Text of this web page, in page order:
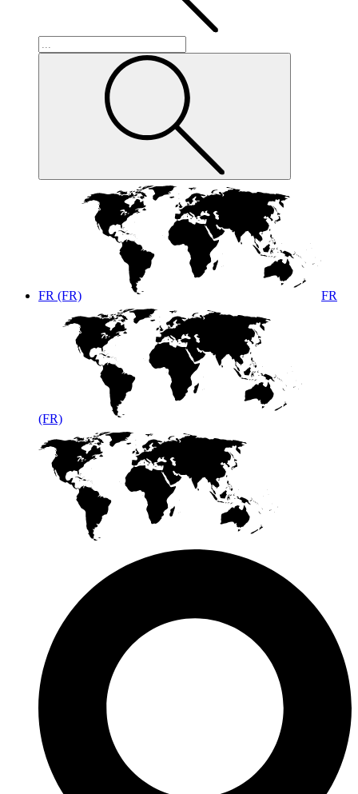
FR (FR) FR
(FR)